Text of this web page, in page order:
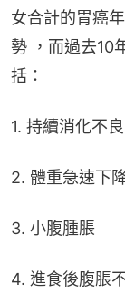
女合計的胃癌
勢 ，而過去10
括：
1. 持續消化不
2. 體重急速下
3. 小腹腫脹
4. 進食後腹脹